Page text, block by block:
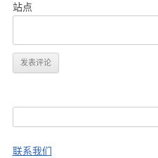
站点
：
联系我们